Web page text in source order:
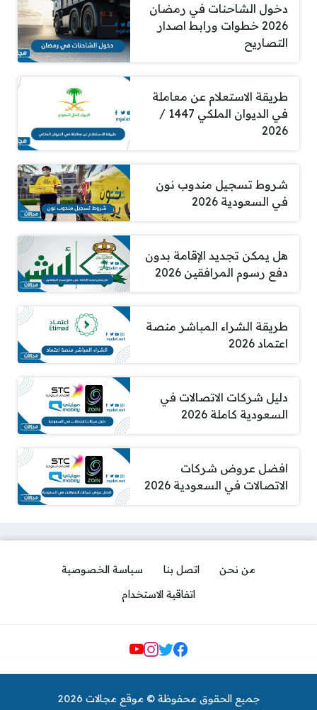
دخول الشاحنات في رمضان
2026 خطوات ورابط اصدار
التصاريح
طريقة الاستعلام عن معاملة
في الديوان الملكي 1447 /
2026
شروط تسجيل مندوب نون
في السعودية 2026
هل يمكن تجديد الإقامة بدون
دفع رسوم المرافقين 2026
طريقة الشراء المباشر منصة
اعتماد 2026
دليل شركات الاتصالات في
السعودية كاملة 2026
افضل عروض شركات
الاتصالات في السعودية 2026
من نحن اتصل بنا
سياسة الخصوصية
اتفاقية الاستخدام
مواقع التواصل
جميع الحقوق محفوظة © موقع مجالات 2026